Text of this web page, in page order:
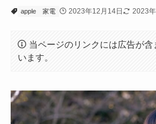
apple 家電 2023年12月14日 2023
当ページのリンクには広告が
います。